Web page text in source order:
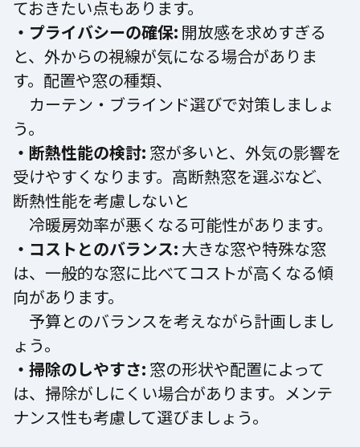
ておきたい点もあります。
・プライバシーの確保: 開放感を求めすぎる
と、外からの視線が気になる場合がありま
す。配置や窓の種類、
カーテン・ブラインド選びで対策しましょ
う。
・断熱性能の検討: 窓が多いと、外気の影響を
受けやすくなります。高断熱窓を選ぶなど、
断熱性能を考慮しないと
冷暖房効率が悪くなる可能性があります。
・コストとのバランス: 大きな窓や特殊な窓
は、一般的な窓に比べてコストが高くなる傾
向があります。
予算とのバランスを考えながら計画しまし
ょう。
・掃除のしやすさ: 窓の形状や配置によって
は、掃除がしにくい場合があります。メンテ
ナンス性も考慮して選びましょう。